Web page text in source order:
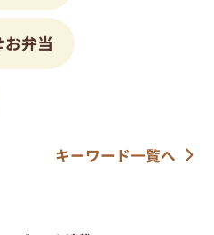
お弁当
キーワード一覧へ